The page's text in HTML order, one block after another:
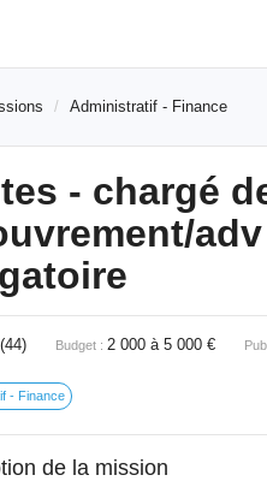
Administratif - Finance
- chargé
(44) Budget : 2 000 à 5 000 €
- Finance
de la mission